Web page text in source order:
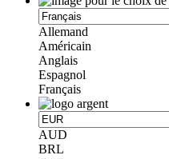
Allemand
Américain
Anglais
Espagnol
Français
AUD
BRL